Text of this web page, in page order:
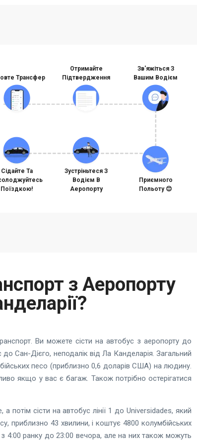
Трансфер
Отримайте
Підтвердження
Зв'яжіться З
Вашим Водієм
Сідайте Та
Поїздкою!
Зустріньтеся З
Водієм В
Аеропорту
Приємного
Польоту 😊
з Аеропорту
Ви можете сісти на автобус з аеропорту до
Сан-Дієго, неподалік від Ла Канделарія. Загальний
песо (приблизно 0,6 доларів США) на людину.
якщо у вас є багаж. Також потрібно остерігатися
потім сісти на автобус лінії 1 до Universidades, який
приблизно 43 хвилини, і коштує 4800 колумбійських
ранку до 23:00 вечора, але на них також можуть